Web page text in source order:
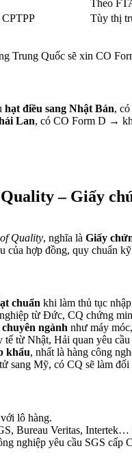
Theo
Tùy thị
Trung Quốc sẽ xin CO
hạt điều sang Nhật Bản,
Lan, có CO Form D →
– Giấy
Quality, nghĩa là Giấy
của hợp đồng, quy chuẩn
chuẩn khi làm thủ tục
từ Đức, CQ chứng
ngành như máy
tế từ Nhật, Hải quan yêu
khẩu, nhất là hàng công
sang Mỹ, có CQ sẽ làm
lô hàng.
Bureau Veritas, Intertek…
nghiệp yêu cầu SGS